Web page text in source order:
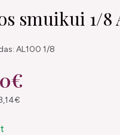
smuikui 1/
AL100 1/8